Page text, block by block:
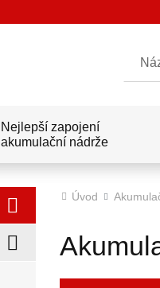
Nejlepší zapojení
akumulační nádrže
Úvod